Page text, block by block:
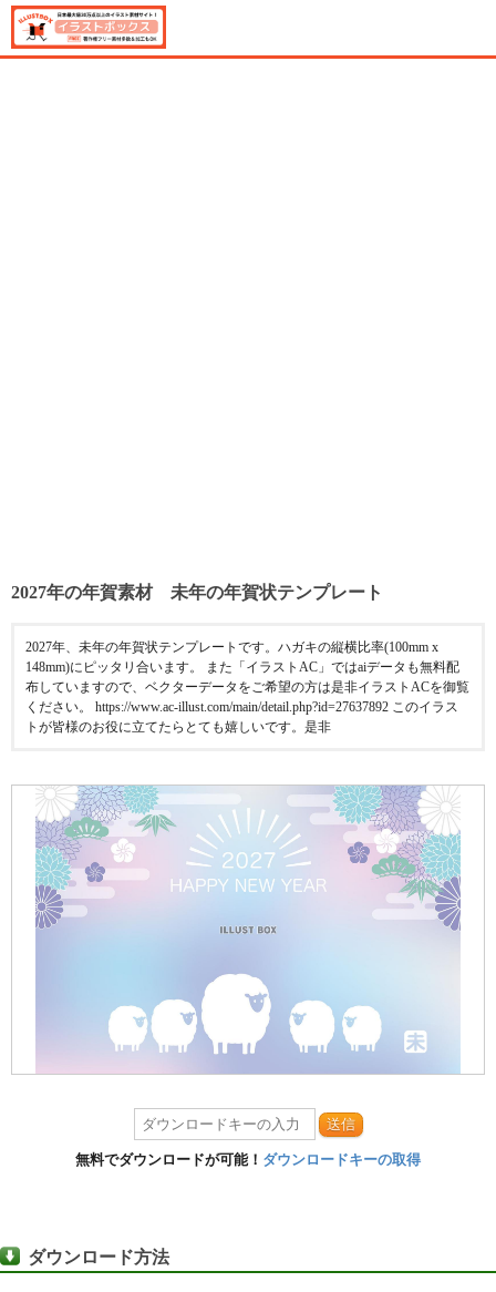
2027年の年賀素材 未年の年賀状テンプレート
2027年、未年の年賀状テンプレートです。ハガキの縦横比率(100mm x
148mm)にピッタリ合います。 また「イラストAC」ではaiデータも無料配
布していますので、ベクターデータをご希望の方は是非イラストACを御覧
ください。 https://www.ac-illust.com/main/detail.php?id=27637892 このイラス
トが皆様のお役に立てたらとても嬉しいです。是非
送信
無料でダウンロードが可能！ ダウンロードキーの取得
ダウンロード方法